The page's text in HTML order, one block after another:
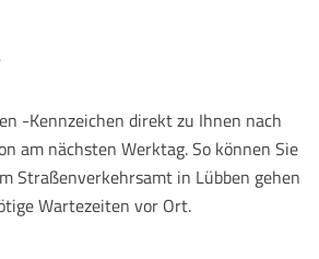
-Kennzeichen direkt zu Ihnen nach
am nächsten Werktag. So können Sie
Straßenverkehrsamt in Lübben gehen
Wartezeiten vor Ort.